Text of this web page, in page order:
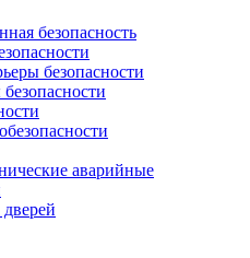
безопасность
безопасности
аварийные